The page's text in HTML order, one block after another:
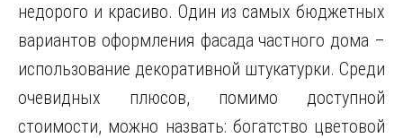
недорого и красиво. Один из самых бюджетных
вариантов оформления фасада частного дома –
использование декоративной штукатурки. Среди
очевидных плюсов, помимо доступной
стоимости, можно назвать: богатство цветовой